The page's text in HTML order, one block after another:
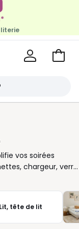
Voir
vos soirées
chargeur, verre
à attraper.
à garder une
Chez La
de chevet adaptées
pour une ambiance
Lit, tête de lit